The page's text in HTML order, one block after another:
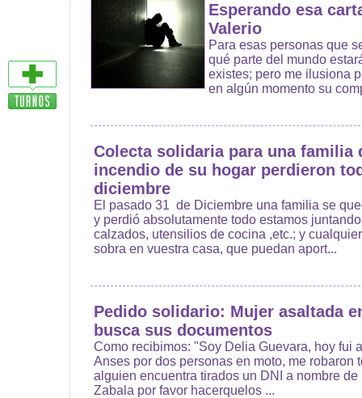
Esperando esa
Valerio
Para esas personas que
qué parte del mundo
existes; pero me ilusiona
en algún momento su
Colecta solidaria para una familia
incendio de su hogar perdieron
diciembre
El pasado 31 de Diciembre una familia se
y perdió absolutamente todo estamos
calzados, utensilios de cocina ,etc.; y
sobra en vuestra casa, que puedan aport...
Pedido solidario: Mujer asaltada
busca sus documentos
Como recibimos: "Soy Delia Guevara, hoy fui
Anses por dos personas en moto, me robaron
alguien encuentra tirados un DNI a nombre
Zabala por favor hacerquelos ...